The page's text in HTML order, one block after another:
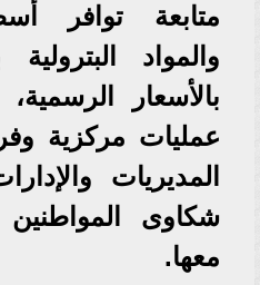
متابعة توافر
والمواد
بالأسعار
عمليات مركزية
المديريات
شكاوى المواطنين
معها.